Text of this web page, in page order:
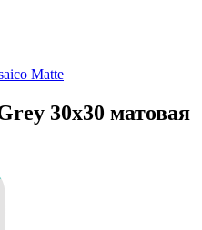
Matte
30x30 матовая